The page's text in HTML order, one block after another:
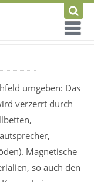
umgeben: Das
verzerrt durch
Magnetische
so auch den